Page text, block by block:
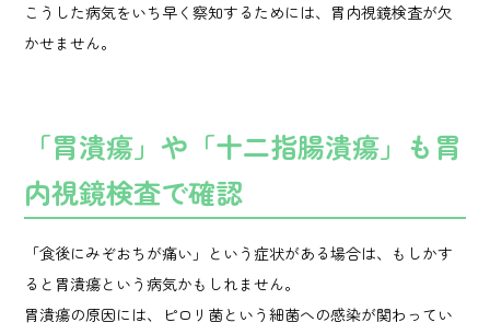
こうした病気をいち早く察知するためには、胃内視鏡検査が欠
かせません。
「胃潰瘍」や「十二指腸潰瘍」も胃
内視鏡検査で確認
「食後にみぞおちが痛い」という症状がある場合は、もしかす
ると胃潰瘍という病気かもしれません。
胃潰瘍の原因には、ピロリ菌という細菌への感染が関わってい